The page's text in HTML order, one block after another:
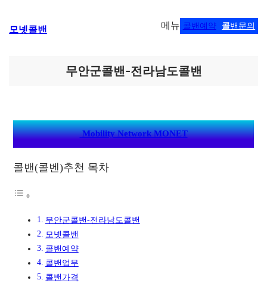
텐
모넷콜밴 메뉴 콜밴예약 콜밴문의
무안군콜밴-전라남도콜밴
Mobility Network MONET
콜밴(콜벤)추천 목차
무안군콜밴-전라남도콜밴
모넷콜밴
콜밴예약
콜밴업무
콜밴가격